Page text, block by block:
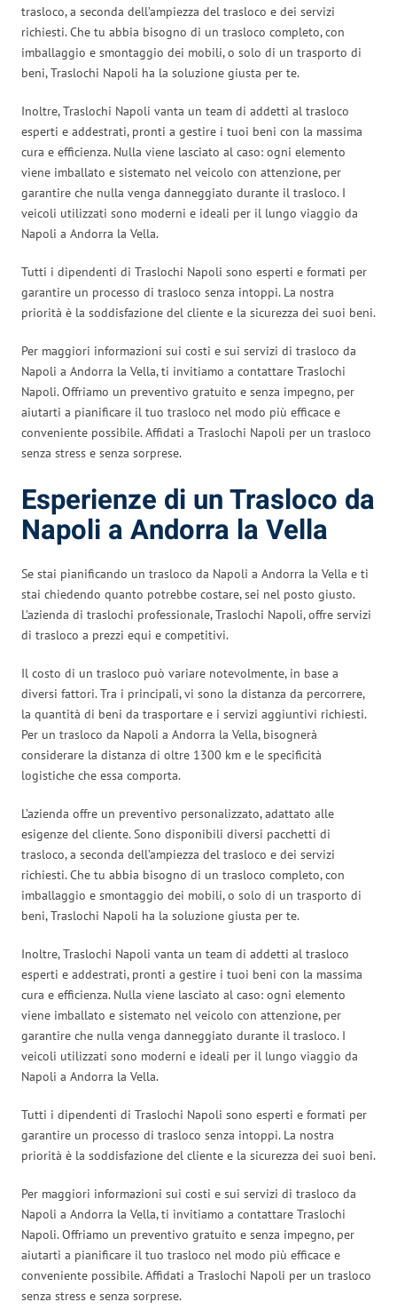
trasloco, a seconda dell’ampiezza del trasloco e dei servizi
richiesti. Che tu abbia bisogno di un trasloco completo, con
imballaggio e smontaggio dei mobili, o solo di un trasporto di
beni, Traslochi Napoli ha la soluzione giusta per te.
Inoltre, Traslochi Napoli vanta un team di addetti al trasloco
esperti e addestrati, pronti a gestire i tuoi beni con la massima
cura e efficienza. Nulla viene lasciato al caso: ogni elemento
viene imballato e sistemato nel veicolo con attenzione, per
garantire che nulla venga danneggiato durante il trasloco. I
veicoli utilizzati sono moderni e ideali per il lungo viaggio da
Napoli a Andorra la Vella.
Tutti i dipendenti di Traslochi Napoli sono esperti e formati per
garantire un processo di trasloco senza intoppi. La nostra
priorità è la soddisfazione del cliente e la sicurezza dei suoi beni.
Per maggiori informazioni sui costi e sui servizi di trasloco da
Napoli a Andorra la Vella, ti invitiamo a contattare Traslochi
Napoli. Offriamo un preventivo gratuito e senza impegno, per
aiutarti a pianificare il tuo trasloco nel modo più efficace e
conveniente possibile. Affidati a Traslochi Napoli per un trasloco
senza stress e senza sorprese.
Esperienze di un Trasloco da
Napoli a Andorra la Vella
Se stai pianificando un trasloco da Napoli a Andorra la Vella e ti
stai chiedendo quanto potrebbe costare, sei nel posto giusto.
L’azienda di traslochi professionale, Traslochi Napoli, offre servizi
di trasloco a prezzi equi e competitivi.
Il costo di un trasloco può variare notevolmente, in base a
diversi fattori. Tra i principali, vi sono la distanza da percorrere,
la quantità di beni da trasportare e i servizi aggiuntivi richiesti.
Per un trasloco da Napoli a Andorra la Vella, bisognerà
considerare la distanza di oltre 1300 km e le specificità
logistiche che essa comporta.
L’azienda offre un preventivo personalizzato, adattato alle
esigenze del cliente. Sono disponibili diversi pacchetti di
trasloco, a seconda dell’ampiezza del trasloco e dei servizi
richiesti. Che tu abbia bisogno di un trasloco completo, con
imballaggio e smontaggio dei mobili, o solo di un trasporto di
beni, Traslochi Napoli ha la soluzione giusta per te.
Inoltre, Traslochi Napoli vanta un team di addetti al trasloco
esperti e addestrati, pronti a gestire i tuoi beni con la massima
cura e efficienza. Nulla viene lasciato al caso: ogni elemento
viene imballato e sistemato nel veicolo con attenzione, per
garantire che nulla venga danneggiato durante il trasloco. I
veicoli utilizzati sono moderni e ideali per il lungo viaggio da
Napoli a Andorra la Vella.
Tutti i dipendenti di Traslochi Napoli sono esperti e formati per
garantire un processo di trasloco senza intoppi. La nostra
priorità è la soddisfazione del cliente e la sicurezza dei suoi beni.
Per maggiori informazioni sui costi e sui servizi di trasloco da
Napoli a Andorra la Vella, ti invitiamo a contattare Traslochi
Napoli. Offriamo un preventivo gratuito e senza impegno, per
aiutarti a pianificare il tuo trasloco nel modo più efficace e
conveniente possibile. Affidati a Traslochi Napoli per un trasloco
senza stress e senza sorprese.